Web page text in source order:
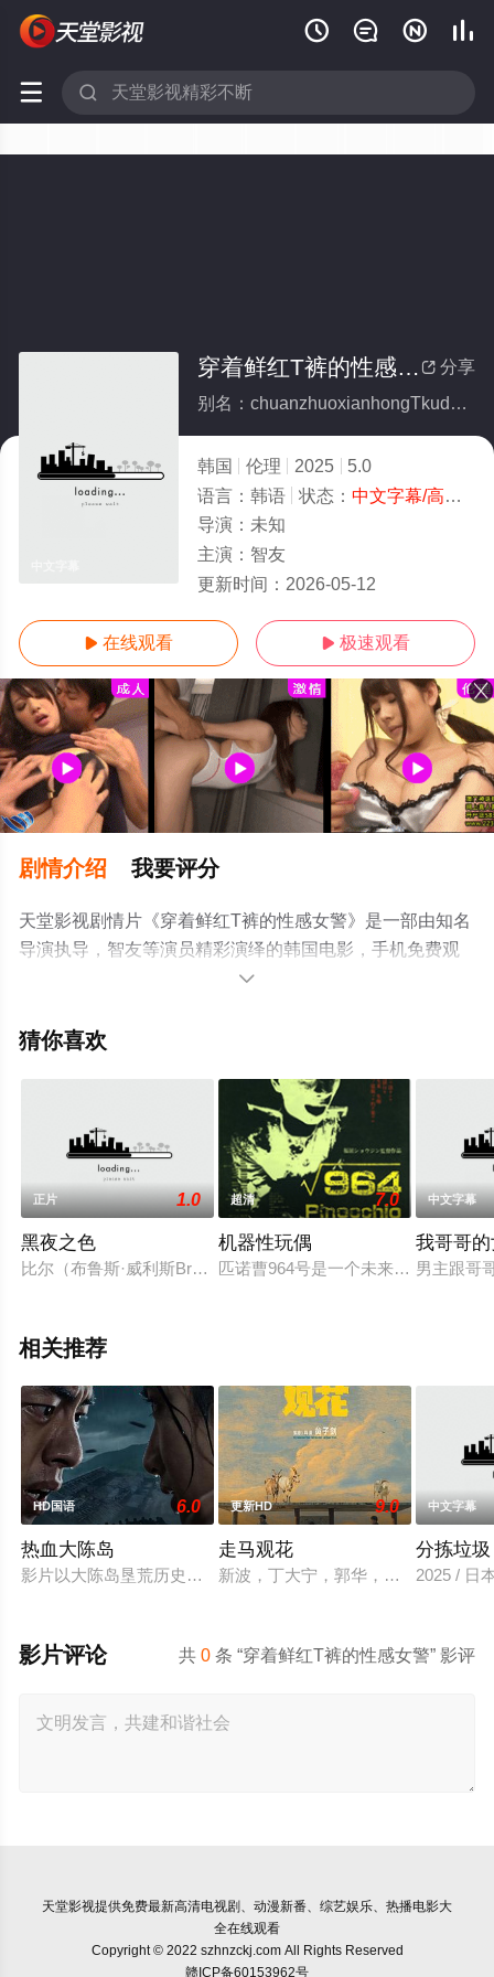
   
 
 分享
穿着鲜红T裤的性感女警
别名：chuanzhuoxianhongTkudexinggannvjing
韩国 伦理 2025
5.0
语言： 韩语 状态： 中文字幕/高清
导演： 未知
主演： 智友
更新时间： 2026-05-12
 在线观看  极速观看
剧情介绍 我要评分
天堂影视剧情片《穿着鲜红T裤的性感女警》是一部由知名
导演执导，智友等演员精彩演绎的韩国电影，手机免费观
看高清无删减完整版电影大全就上电影天堂网，更多相关

猜你喜欢
正片 1.0
黑夜之色
比尔（布鲁斯·威利斯BruceWillis饰）是一名心理医生，这个特
超清 7.0
机器性玩偶
匹诺曹964号是一个未来工业生产线
中文字幕
我哥哥
男主跟哥
相关推荐
HD国语 6.0
热血大陈岛
影片以大陈岛垦荒历史为创作底色，在尊重历史真实性的前提
更新HD 9.0
走马观花
新波，丁大宁，郭华，程一木他们毕
中文字幕
分拣垃
2025 / 日
共0 条 “穿着鲜红T裤的性感女警” 影评
影片评论
天堂影视提供免费最新高清电视剧、动漫新番、综艺娱乐、热播电影大
全在线观看
Copyright © 2022 szhnzckj.com All Rights Reserved
赣ICP备60153962号